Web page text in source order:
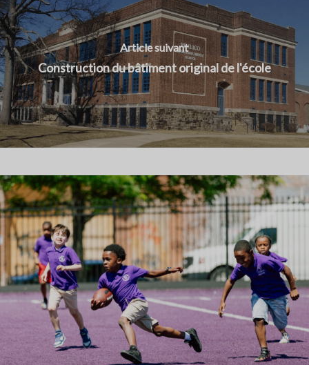
Article suivant
Construction du bâtiment original de l'école